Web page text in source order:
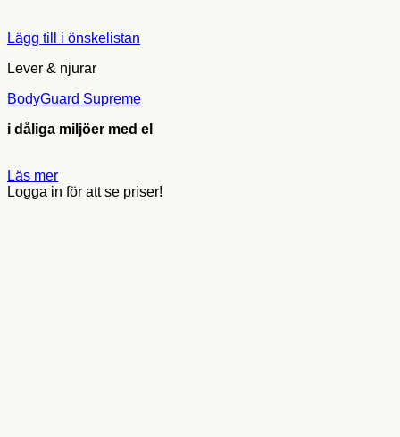
Lägg till i önskelistan
Lever & njurar
BodyGuard Supreme
i dåliga miljöer med el
Läs mer
Logga in för att se priser!